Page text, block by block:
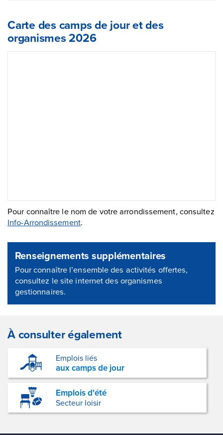
Carte des camps de jour et des
organismes 2026
Pour connaître le nom de votre arrondissement, consultez
Info-Arrondissement.
Renseignements supplémentaires
Pour connaître l’ensemble des activités offertes,
consultez le site internet des organismes
gestionnaires.
À consulter également
Emplois liés
aux camps de jour
Emplois d'été
Secteur loisir